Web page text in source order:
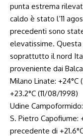
punta estrema
caldo è stato l’11
precedenti sono
elevatissime.
soprattutto il nord
proveniente dai
Milano Linate:
+23.2°C (11/08/1998)
Udine
S. Pietro Capofiume:
precedente di